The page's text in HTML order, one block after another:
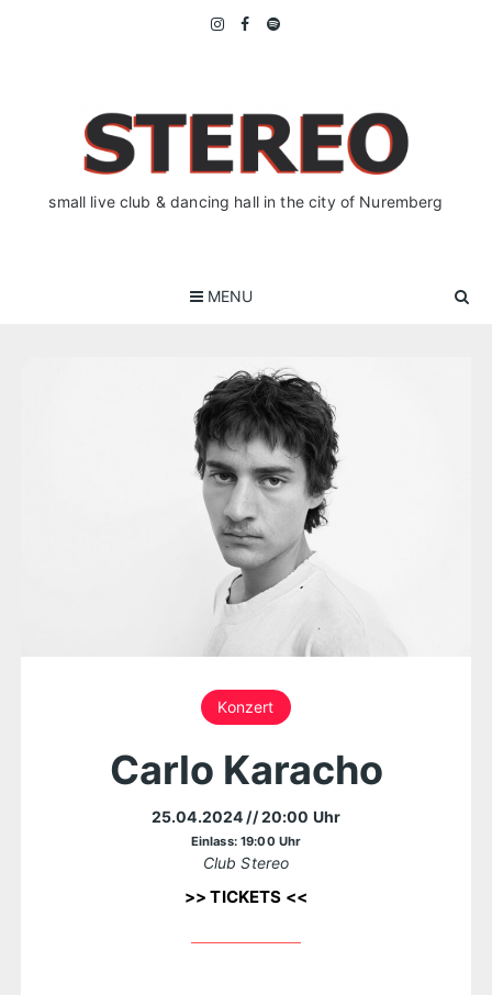
small live club & dancing hall in the city of Nuremberg
MENU
Konzert
Carlo Karacho
25.04.2024 // 20:00 Uhr
Einlass: 19:00 Uhr
Club Stereo
>> TICKETS <<